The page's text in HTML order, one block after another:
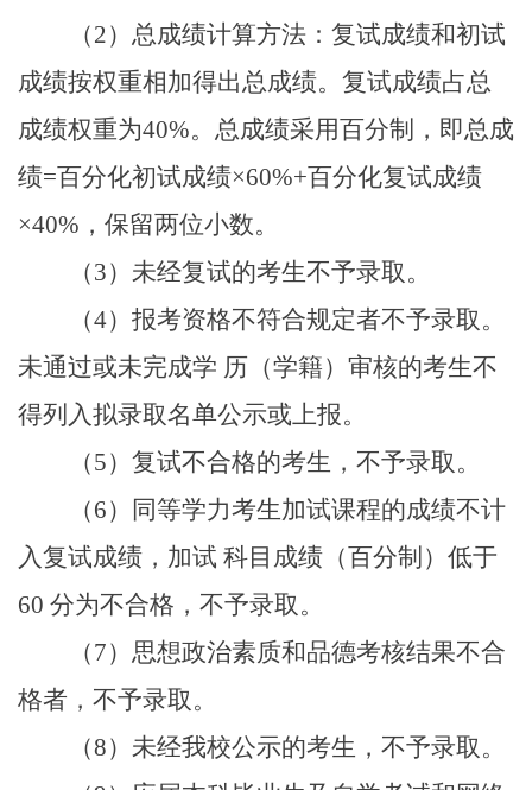
（2）总成绩计算方法：复试成绩和初试
成绩按权重相加得出总成绩。复试成绩占总
成绩权重为40%。总成绩采用百分制，即总成
绩=百分化初试成绩×60%+百分化复试成绩
×40%，保留两位小数。
（3）未经复试的考生不予录取。
（4）报考资格不符合规定者不予录取。
未通过或未完成学 历（学籍）审核的考生不
得列入拟录取名单公示或上报。
（5）复试不合格的考生，不予录取。
（6）同等学力考生加试课程的成绩不计
入复试成绩，加试 科目成绩（百分制）低于
60 分为不合格，不予录取。
（7）思想政治素质和品德考核结果不合
格者，不予录取。
（8）未经我校公示的考生，不予录取。